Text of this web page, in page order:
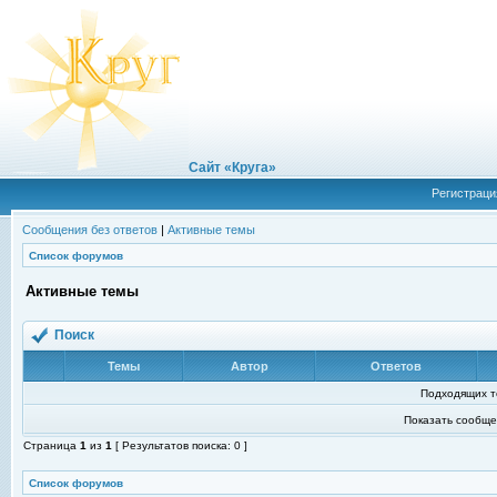
Сайт «Круга»
Сообщения без ответов | Активные темы
Список форумов
Активные темы
Поиск
Темы Автор Ответов
Подходящих
Показать
Страница 1 из 1 [ Результатов поиска: 0 ]
Список форумов